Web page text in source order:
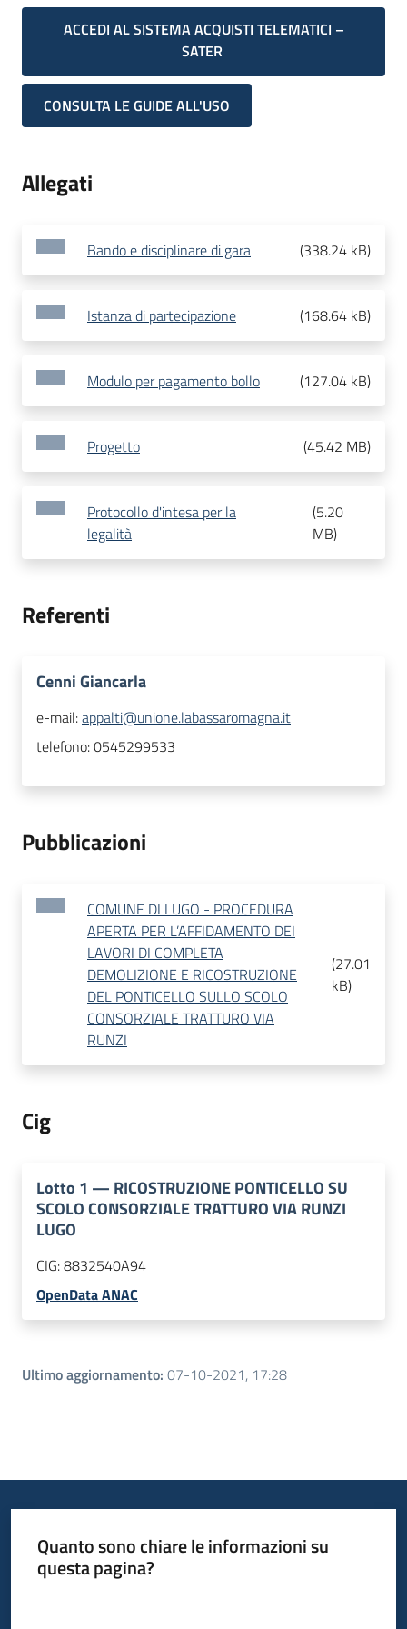
ACCEDI AL SISTEMA ACQUISTI TELEMATICI –
SATER
CONSULTA LE GUIDE ALL'USO
Allegati
Bando e disciplinare di gara (338.24 kB)
Istanza di partecipazione (168.64 kB)
Modulo per pagamento bollo (127.04 kB)
Progetto (45.42 MB)
Protocollo d'intesa per la
legalità
(5.20
MB)
Referenti
Cenni Giancarla
e-mail:appalti@unione.labassaromagna.it
telefono:0545299533
Pubblicazioni
COMUNE DI LUGO - PROCEDURA
APERTA PER L’AFFIDAMENTO DEI
LAVORI DI COMPLETA
DEMOLIZIONE E RICOSTRUZIONE
DEL PONTICELLO SULLO SCOLO
CONSORZIALE TRATTURO VIA
RUNZI
(27.01
kB)
Cig
Lotto 1 — RICOSTRUZIONE PONTICELLO SU
SCOLO CONSORZIALE TRATTURO VIA RUNZI
LUGO
CIG:8832540A94
OpenData ANAC
Ultimo aggiornamento: 07-10-2021, 17:28
Quanto sono chiare le informazioni su
questa pagina?